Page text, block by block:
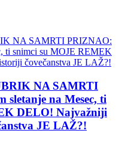
NA SAMRTI
sletanje na Mesec, ti
DELO! Najvažniji
JE LAŽ?!